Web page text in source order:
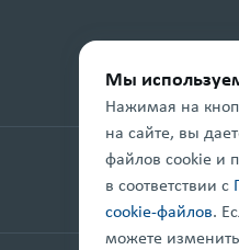
Проект
Мы
Нажимая на
на сайте, вы
файлов cookie и
в соответствии с
cookie-файлов.
можете